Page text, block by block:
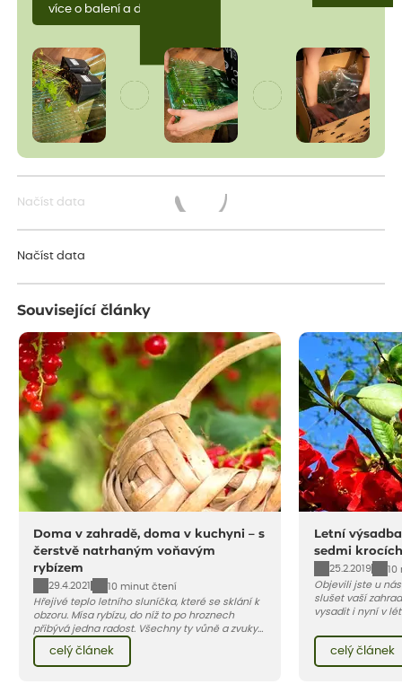
více o balení a dopravě
Načíst data
Načíst data
Související články
Doma v zahradě, doma v kuchyni – s
čerstvě natrhaným voňavým
rybízem
29.4.2021
10 minut čtení
Hřejivé teplo letního sluníčka, které se sklání k
obzoru. Mísa rybízu, do níž to po hroznech
přibývá jedna radost. Všechny ty vůně a zvuky
vnese neuvěřitelný klid a radost. A taky trochu
bezstarostnosti dětství při mlsání babiččina
celý článek
Letní
sedmi krocích
25.2.2019
10
Objevili jste u
slušet vaší
vysadit i nyní v
celý rok – nyní
vody než na jaře
celý článek